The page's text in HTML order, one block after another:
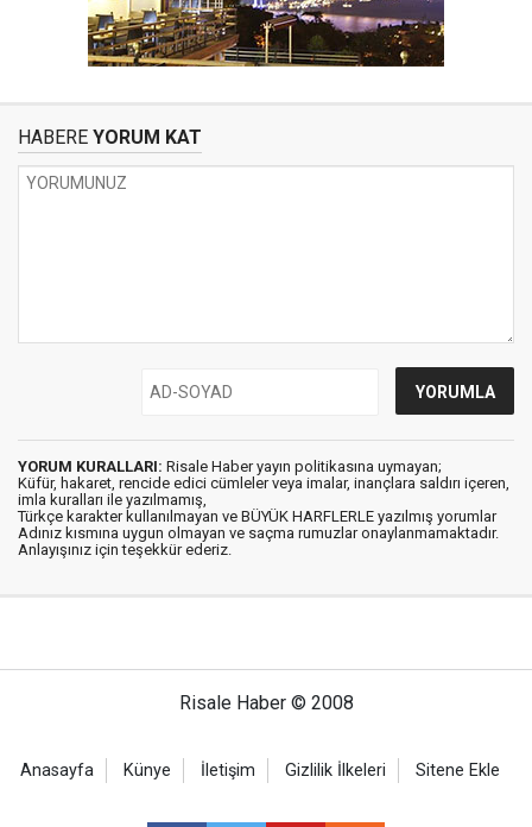
HABERE YORUM KAT
YORUM KURALLARI: Risale Haber yayın politikasına uymayan;
Küfür, hakaret, rencide edici cümleler veya imalar, inançlara saldırı içeren,
imla kuralları ile yazılmamış,
Türkçe karakter kullanılmayan ve BÜYÜK HARFLERLE yazılmış yorumlar
Adınız kısmına uygun olmayan ve saçma rumuzlar onaylanmamaktadır.
Anlayışınız için teşekkür ederiz.
Risale Haber © 2008
Anasayfa Künye İletişim Gizlilik İlkeleri Sitene Ekle